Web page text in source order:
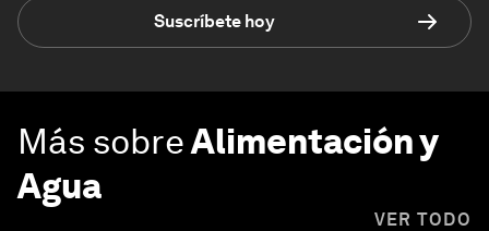
Suscríbete hoy
Más sobreAlimentación y
Agua
VER TODO